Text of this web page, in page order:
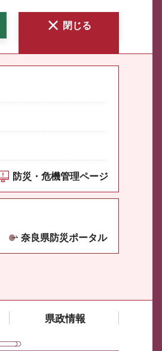
閉じる
防災・危機管理ページ
奈良県防災ポータル
県政情報